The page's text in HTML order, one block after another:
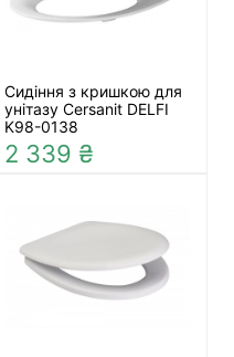
Сидіння з кришкою для
унітазу Cersanit DELFI
K98-0138
2 339 ₴